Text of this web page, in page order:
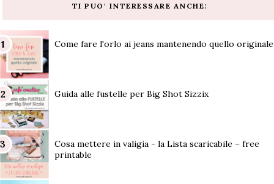
TI PUO' INTERESSARE ANCHE:
Come fare l'orlo ai jeans mantenendo quello originale
Guida alle fustelle per Big Shot Sizzix
Cosa mettere in valigia - la Lista scaricabile – free
printable